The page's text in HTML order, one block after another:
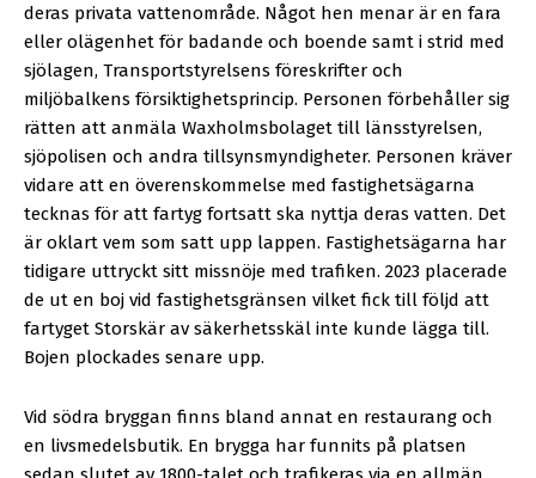
deras privata vattenområde. Något hen menar är en fara
eller olägenhet för badande och boende samt i strid med
sjölagen, Transportstyrelsens föreskrifter och
miljöbalkens försiktighetsprincip. Personen förbehåller sig
rätten att anmäla Waxholmsbolaget till länsstyrelsen,
sjöpolisen och andra tillsynsmyndigheter. Personen kräver
vidare att en överenskommelse med fastighetsägarna
tecknas för att fartyg fortsatt ska nyttja deras vatten. Det
är oklart vem som satt upp lappen. Fastighetsägarna har
tidigare uttryckt sitt missnöje med trafiken. 2023 placerade
de ut en boj vid fastighetsgränsen vilket fick till följd att
fartyget Storskär av säkerhetsskäl inte kunde lägga till.
Bojen plockades senare upp.
Vid södra bryggan finns bland annat en restaurang och
en livsmedelsbutik. En brygga har funnits på platsen